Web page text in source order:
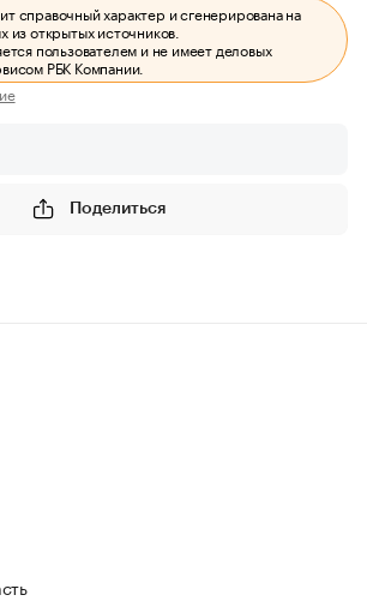
справочный характер и сгенерирована на
из открытых источников.
пользователем и не имеет деловых
РБК Компании.
Поделиться